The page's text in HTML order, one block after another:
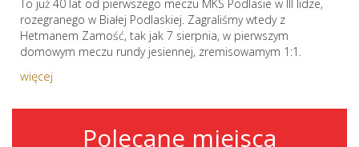
To już 40 lat od pierwszego meczu MKS Podlasie w III lidze,
rozegranego w Białej Podlaskiej. Zagraliśmy wtedy z
Hetmanem Zamość, tak jak 7 sierpnia, w pierwszym
domowym meczu rundy jesiennej, zremisowamym 1:1.
więcej
Polecane miejsca